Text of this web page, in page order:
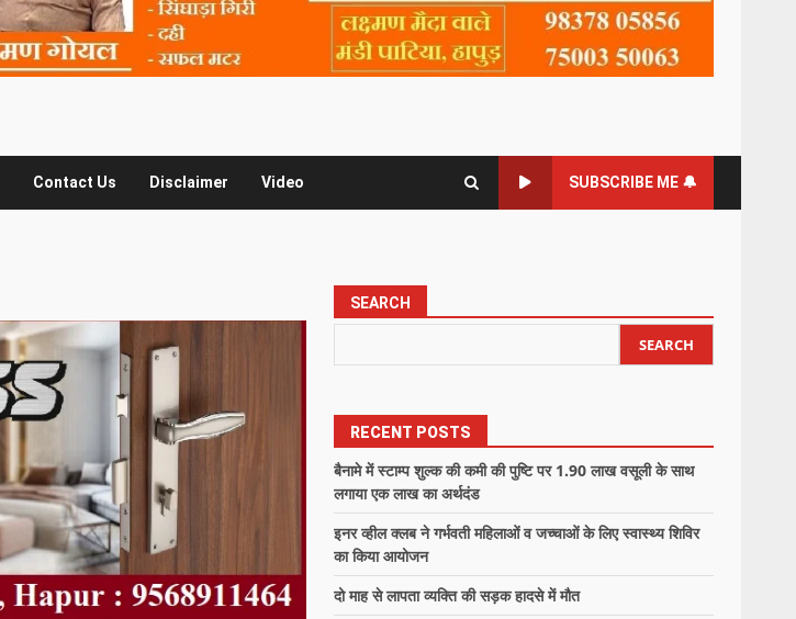
Contact Us Disclaimer Video SUBSCRIBE ME 🔔
SEARCH
SEARCH
RECENT POSTS
बैनामे में स्टाम्प शुल्क की कमी की पुष्टि पर 1.90 लाख वसूली के साथ
लगाया एक लाख का अर्थदंड
इनर व्हील क्लब ने गर्भवती महिलाओं व जच्चाओं के लिए स्वास्थ्य शिविर
का किया आयोजन
दो माह से लापता व्यक्ति की सड़क हादसे में मौत